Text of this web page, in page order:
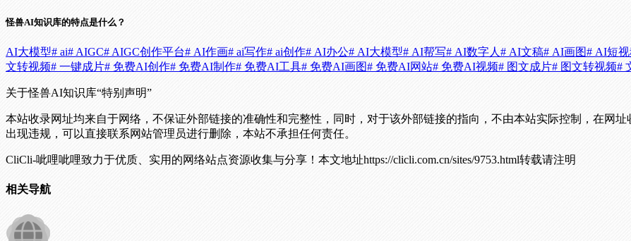
怪兽AI知识库的特点是什么？
AI大模型# ai# AIGC# AIGC创作平台# AI作画# ai写作# ai创作# AI办公# AI大模型# AI帮写# AI数字人 # AI文稿# AI画图# AI短视
文转视频# 一键成片# 免费AI创作# 免费AI制作# 免费AI工具# 免费AI画图# 免费AI网站# 免费AI视频# 图文成片# 图文转视频#
关于怪兽AI知识库“特别声明”
本站收录网址均来自于网络，不保证外部链接的准确性和完整性，同时，对于该外部链接的指向，不由本站实际控制，在网
出现违规，可以直接联系网站管理员进行删除，本站不承担任何责任。
CliCli-呲哩呲哩致力于优质、实用的网络站点资源收集与分享！ 本文地址https://clicli.com.cn/sites/9753.html转载请注明
相关导航